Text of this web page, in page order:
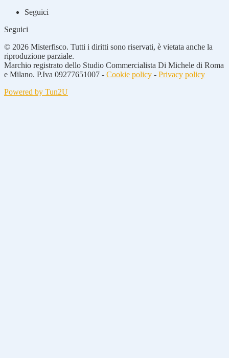
Seguici
Seguici
© 2026 Misterfisco. Tutti i diritti sono riservati, è vietata anche la
riproduzione parziale.
Marchio registrato dello Studio Commercialista Di Michele di Roma
e Milano. P.Iva 09277651007 - Cookie policy - Privacy policy
Powered by Tun2U